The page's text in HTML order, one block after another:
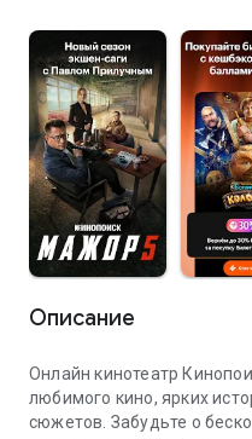
Описание
Онлайн кинотеатр
любимого кино, ярких
сюжетов. Забудьте о